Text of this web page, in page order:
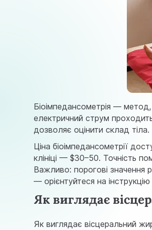
Біоімпедансометрія —
електричний струм
дозволяє оцінити склад тіла.
Ціна біоімпедансометрії
клініці — $30–50. Точність
Важливо: порогові значення
— орієнтуйтеся на
Як виглядає
Як виглядає вісцеральний